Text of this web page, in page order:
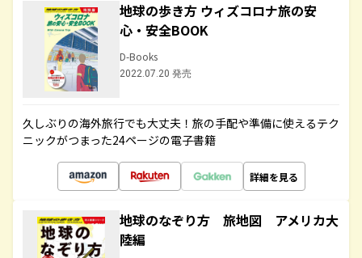
地球の歩き方 ウィズコロナ旅の安
心・安全BOOK
D-Books
2022.07.20 発売
久しぶりの海外旅行でも大丈夫！旅の手配や準備に使えるテク
ニックがつまった24ページの電子書籍
詳細を見る
地球のなぞり方 旅地図 アメリカ大
陸編